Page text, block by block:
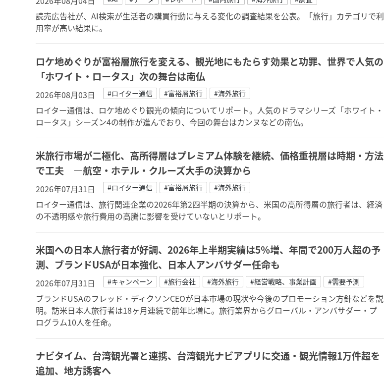
読売広告社が、AI検索が生活者の購買行動に与える変化の調査結果を公表。「旅行」カテゴリで利
用率が高い結果に。
ロケ地めぐりが富裕層旅行を変える、観光地にもたらす効果と功罪、世界で人気の
「ホワイト・ロータス」次の舞台は南仏
2026年08月03日 #ロイター通信 #富裕層旅行 #海外旅行
ロイター通信は、ロケ地めぐり観光の傾向についてリポート。人気のドラマシリーズ「ホワイト・
ロータス」シーズン4の制作が進んでおり、今回の舞台はカンヌなどの南仏。
米旅行市場が二極化、高所得層はプレミアム体験を継続、価格重視層は時期・方法
で工夫 ―航空・ホテル・クルーズ大手の決算から
2026年07月31日 #ロイター通信 #富裕層旅行 #海外旅行
ロイター通信は、旅行関連企業の2026年第2四半期の決算から、米国の高所得層の旅行者は、経済
の不透明感や旅行費用の高騰に影響を受けていないとリポート。
米国への日本人旅行者が好調、2026年上半期実績は5％増、年間で200万人超の予
測、ブランドUSAが日本強化、日本人アンバサダー任命も
2026年07月31日 #キャンペーン #旅行会社 #海外旅行 #経営戦略、事業計画 #需要予測
ブランドUSAのフレッド・ディクソンCEOが日本市場の現状や今後のプロモーション方針などを説
明。訪米日本人旅行者は18ヶ月連続で前年比増に。旅行業界からグローバル・アンバサダー・プ
ログラム10人を任命。
ナビタイム、台湾観光署と連携、台湾観光ナビアプリに交通・観光情報1万件超を
追加、地方誘客へ